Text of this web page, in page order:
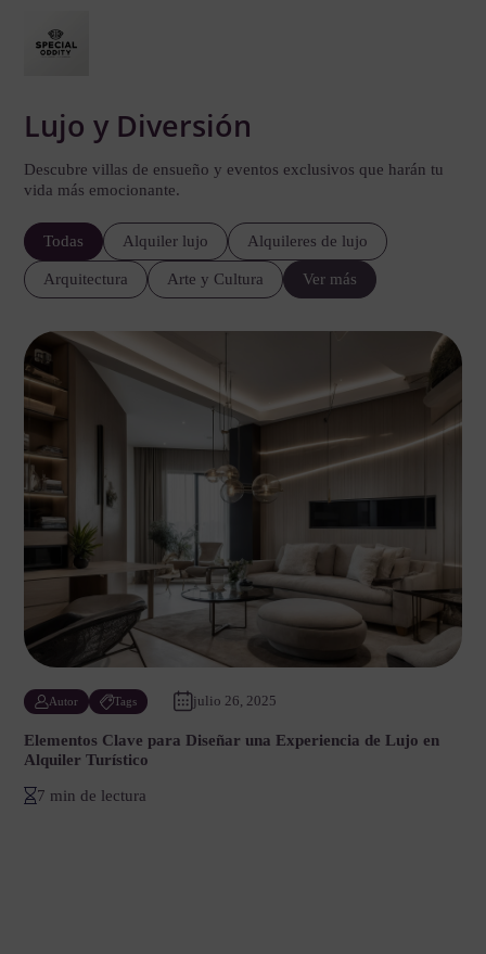
Lujo y Diversión
Descubre villas de ensueño y eventos exclusivos que harán tu
vida más emocionante.
Todas Alquiler lujo Alquileres de lujo
Arquitectura Arte y Cultura Ver más
Autor Tags julio 26, 2025
Elementos Clave para Diseñar una Experiencia de Lujo en
Alquiler Turístico
7 min de lectura